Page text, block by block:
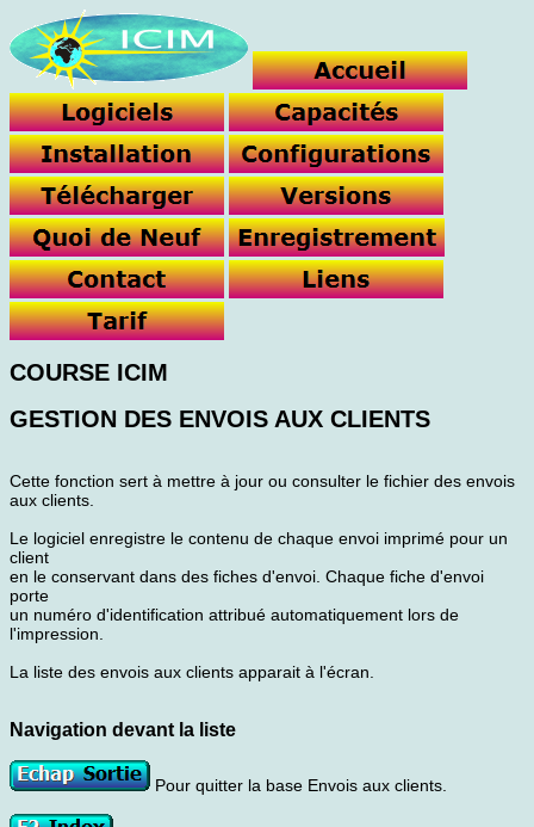
COURSE ICIM
GESTION DES ENVOIS AUX CLIENTS
Cette fonction sert à mettre à jour ou consulter le fichier des envois
aux clients.
Le logiciel enregistre le contenu de chaque envoi imprimé pour un
client
en le conservant dans des fiches d'envoi. Chaque fiche d'envoi
porte
un numéro d'identification attribué automatiquement lors de
l'impression.
La liste des envois aux clients apparait à l'écran.
Navigation devant la liste
Pour quitter la base Envois aux clients.